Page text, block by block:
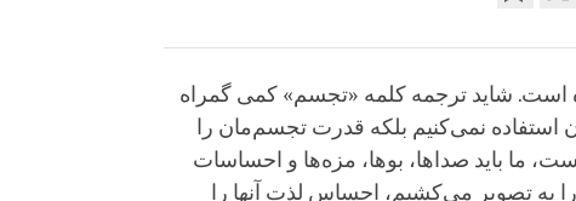
است. شاید ترجمه کلمه «تجسم» کمی گمراه
استفاده نمی‌کنیم بلکه قدرت تجسم‌مان را
ما باید صداها، بوها، مزه‌ها و احساسات
به تصویر می‌کشیم، احساس لذت آنها را